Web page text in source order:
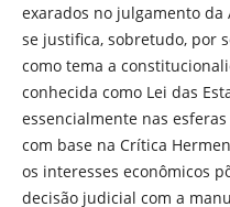
exarados no julgamento da
se justifica, sobretudo, por
como tema a
conhecida como Lei das
essencialmente nas
com base na Crítica
os interesses econômicos
decisão judicial com a